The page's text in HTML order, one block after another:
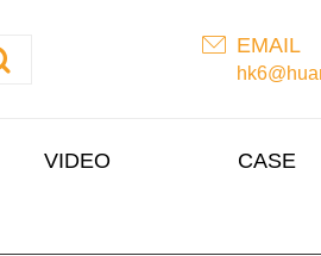
EMAIL
VIDEO CASE